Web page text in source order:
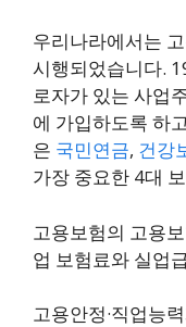
우리나라에서는
시행되었습니다.
로자가 있는 사업
에 가입하도록 하
은 국민연금, 건강
가장 중요한 4대
고용보험의 고용
업 보험료와 실업
고용안정·직업능